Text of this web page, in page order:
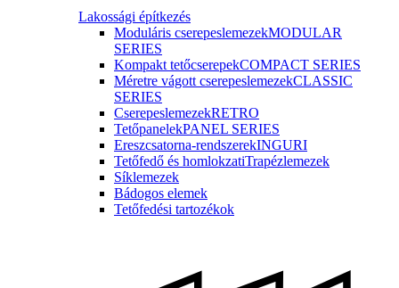
Lakossági építkezés
Moduláris cserepeslemezekMODULAR
SERIES
Kompakt tetőcserepekCOMPACT SERIES
Méretre vágott cserepeslemezekCLASSIC
SERIES
CserepeslemezekRETRO
TetőpanelekPANEL SERIES
Ereszcsatorna-rendszerekINGURI
Tetőfedő és homlokzatiTrapézlemezek
Síklemezek
Bádogos elemek
Tetőfedési tartozékok